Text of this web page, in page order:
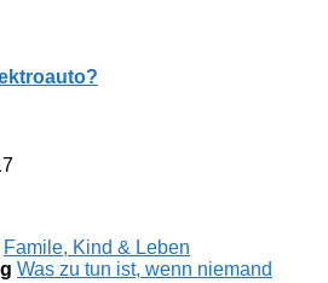
Famile, Kind & Leben
Was zu tun ist, wenn niemand